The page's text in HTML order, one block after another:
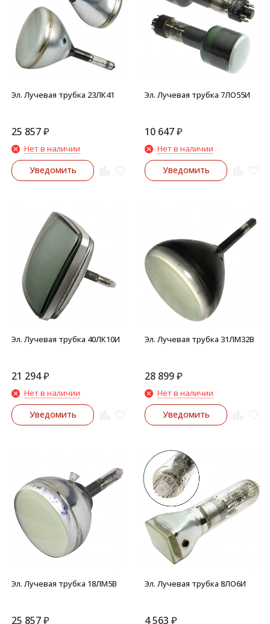
Эл. Лучевая трубка 23ЛК41
25 857₽
Нет в наличии
Уведомить
Эл. Лучевая трубка 7ЛО55И
10 647₽
Нет в наличии
Уведомить
Эл. Лучевая трубка 40ЛК10И
21 294₽
Нет в наличии
Уведомить
Эл. Лучевая трубка 31ЛМ32В
28 899₽
Нет в наличии
Уведомить
Эл. Лучевая трубка 18ЛМ5В
25 857₽
Эл. Лучевая трубка 8ЛО6И
4 563 ₽